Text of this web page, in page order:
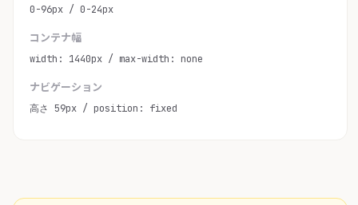
0-96px / 0-24px
コンテナ幅
width: 1440px / max-width: none
ナビゲーション
高さ 59px / position: fixed